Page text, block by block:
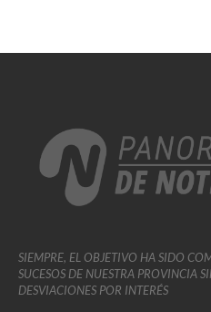
SIEMPRE, EL OBJETIVO HA SIDO
SUCESOS DE NUESTRA PROVINCIA
DESVIACIONES POR INTERÉS